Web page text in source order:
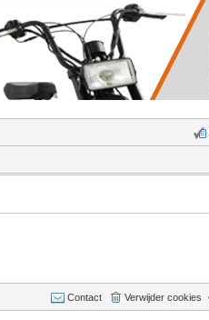
Verwijder cookies
Contact